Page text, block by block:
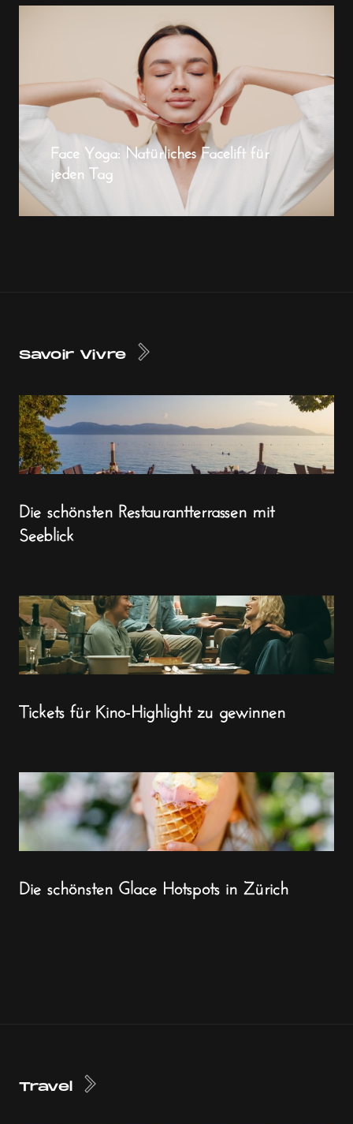
Face Yoga: Natürliches Facelift für
jeden Tag
Savoir Vivre
Die schönsten Restaurantterrassen mit
Seeblick
Tickets für Kino-Highlight zu gewinnen
Die schönsten Glace Hotspots in Zürich
Travel